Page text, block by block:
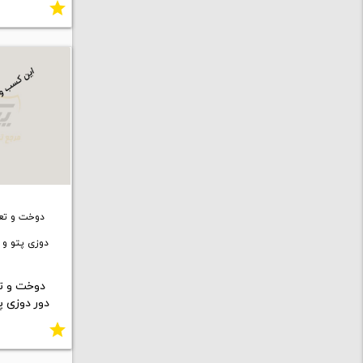
star
دوخت و
دوزی پتو و
دوخت و
دور دوزی
star